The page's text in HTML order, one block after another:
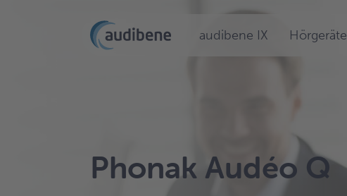
audibene IX Hörgeräte
Phonak Audéo Q